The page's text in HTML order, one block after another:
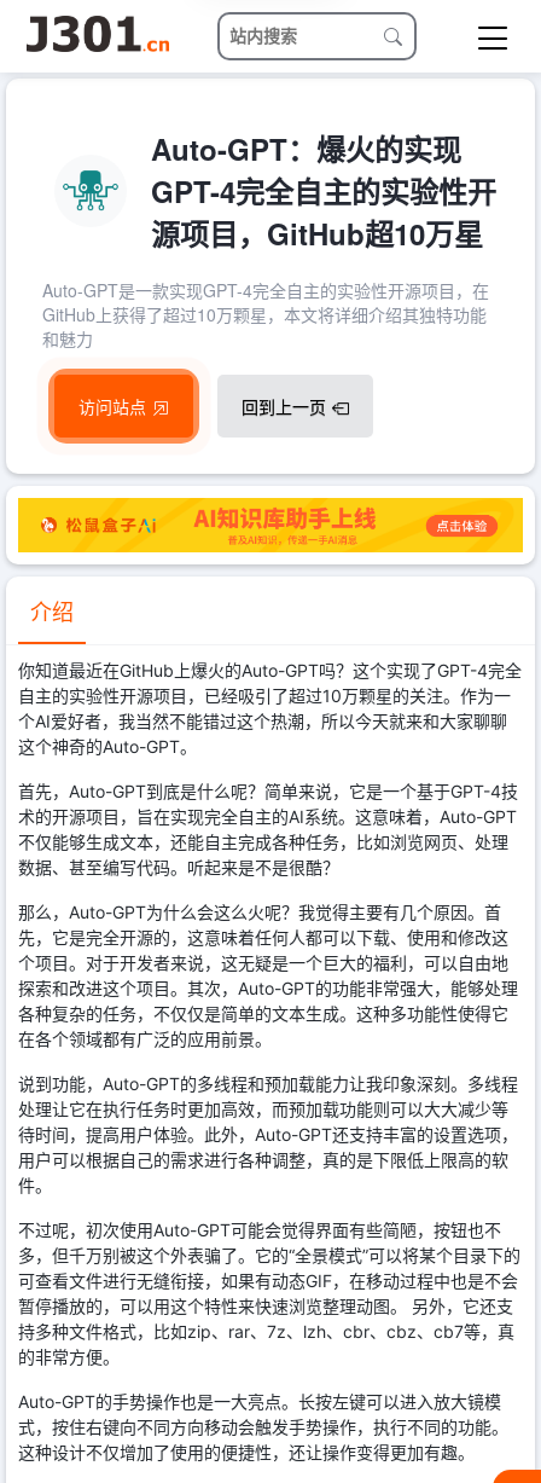
Auto-GPT：爆火的实现
GPT-4完全自主的实验性开
源项目，GitHub超10万星
Auto-GPT是一款实现GPT-4完全自主的实验性开源项目，在
GitHub上获得了超过10万颗星，本文将详细介绍其独特功能
和魅力
访问站点 回到上一页
介绍
你知道最近在GitHub上爆火的Auto-GPT吗？这个实现了GPT-4完全
自主的实验性开源项目，已经吸引了超过10万颗星的关注。作为一
个AI爱好者，我当然不能错过这个热潮，所以今天就来和大家聊聊
这个神奇的Auto-GPT。
首先，Auto-GPT到底是什么呢？简单来说，它是一个基于GPT-4技
术的开源项目，旨在实现完全自主的AI系统。这意味着，Auto-GPT
不仅能够生成文本，还能自主完成各种任务，比如浏览网页、处理
数据、甚至编写代码。听起来是不是很酷？
那么，Auto-GPT为什么会这么火呢？我觉得主要有几个原因。首
先，它是完全开源的，这意味着任何人都可以下载、使用和修改这
个项目。对于开发者来说，这无疑是一个巨大的福利，可以自由地
探索和改进这个项目。其次，Auto-GPT的功能非常强大，能够处理
各种复杂的任务，不仅仅是简单的文本生成。这种多功能性使得它
在各个领域都有广泛的应用前景。
说到功能，Auto-GPT的多线程和预加载能力让我印象深刻。多线程
处理让它在执行任务时更加高效，而预加载功能则可以大大减少等
待时间，提高用户体验。此外，Auto-GPT还支持丰富的设置选项，
用户可以根据自己的需求进行各种调整，真的是下限低上限高的软
件。
不过呢，初次使用Auto-GPT可能会觉得界面有些简陋，按钮也不
多，但千万别被这个外表骗了。它的“全景模式”可以将某个目录下的
可查看文件进行无缝衔接，如果有动态GIF，在移动过程中也是不会
暂停播放的，可以用这个特性来快速浏览整理动图。 另外，它还支
持多种文件格式，比如zip、rar、7z、lzh、cbr、cbz、cb7等，真
的非常方便。
Auto-GPT的手势操作也是一大亮点。长按左键可以进入放大镜模
式，按住右键向不同方向移动会触发手势操作，执行不同的功能。
这种设计不仅增加了使用的便捷性，还让操作变得更加有趣。